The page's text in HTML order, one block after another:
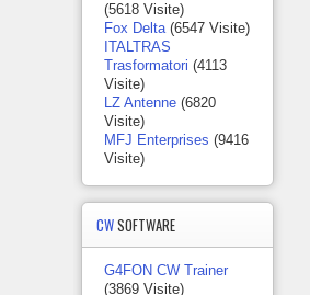
(5618 Visite)
Fox Delta(6547 Visite)
ITALTRAS
Trasformatori (4113
Visite)
LZ Antenne (6820
Visite)
MFJ Enterprises (9416
Visite)
CWSOFTWARE
G4FON CW Trainer
(3869 Visite)